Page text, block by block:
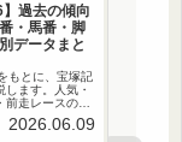
】過去の傾向
・馬番・脚
データまと
もとに、宝塚記
ます。人気・
走レースのカ
成績データを表
ントを分かりや
2026.06.09